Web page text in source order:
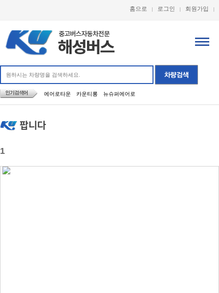
홈으로 로그인 회원가입
에어로타운 카운티롱 뉴슈퍼에어로
팝니다
1